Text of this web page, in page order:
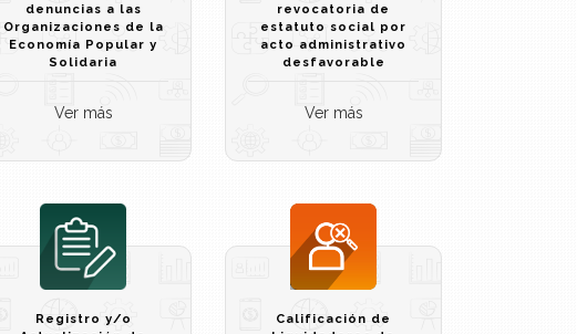
denuncias a las
Organizaciones de la
Economía Popular y
Solidaria
Ver más
revocatoria de
estatuto social por
acto administrativo
desfavorable
Ver más
Registro y/o
Calificación de